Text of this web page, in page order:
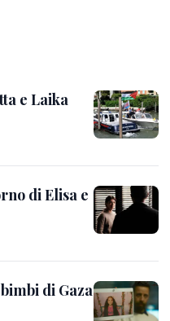
e Laika
di Elisa e
di Gaza